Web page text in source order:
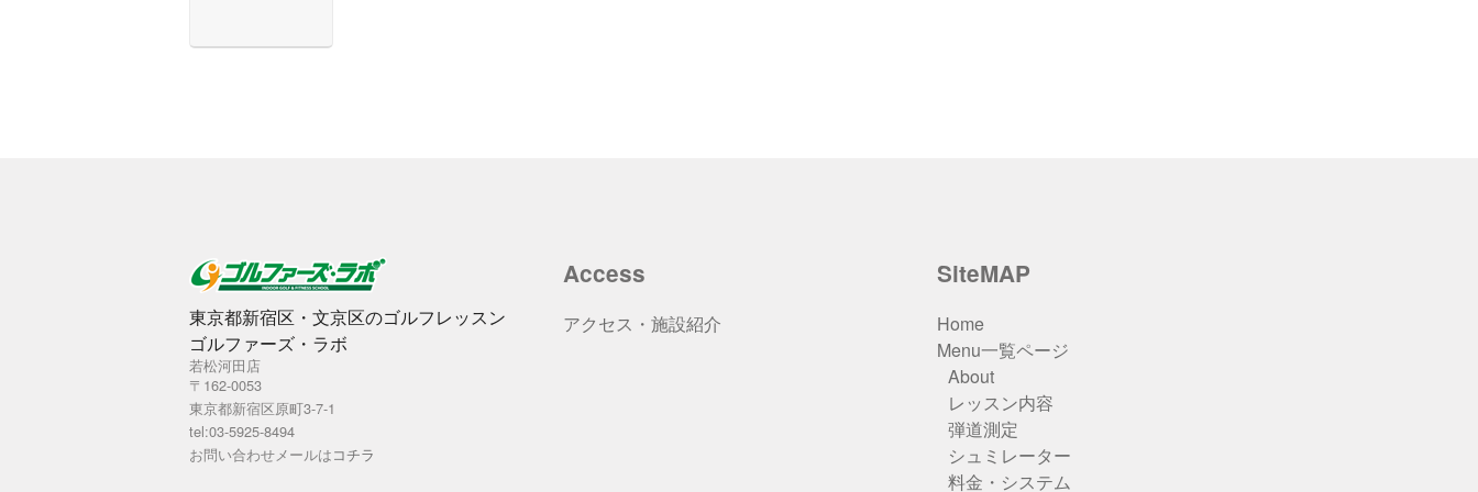
東京都新宿区・文京区のゴルフレッスン
ゴルファーズ・ラボ
若松河田店
〒162-0053
東京都新宿区原町3-7-1
tel:03-5925-8494
お問い合わせメールはコチラ
Access
アクセス・施設紹介
SiteMAP
Home
Menu一覧ページ
About
レッスン内容
弾道測定
シュミレーター
料金・システム